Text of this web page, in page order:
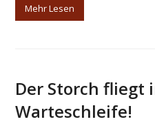
Mehr Lesen
Der Storch fliegt
Warteschleife!